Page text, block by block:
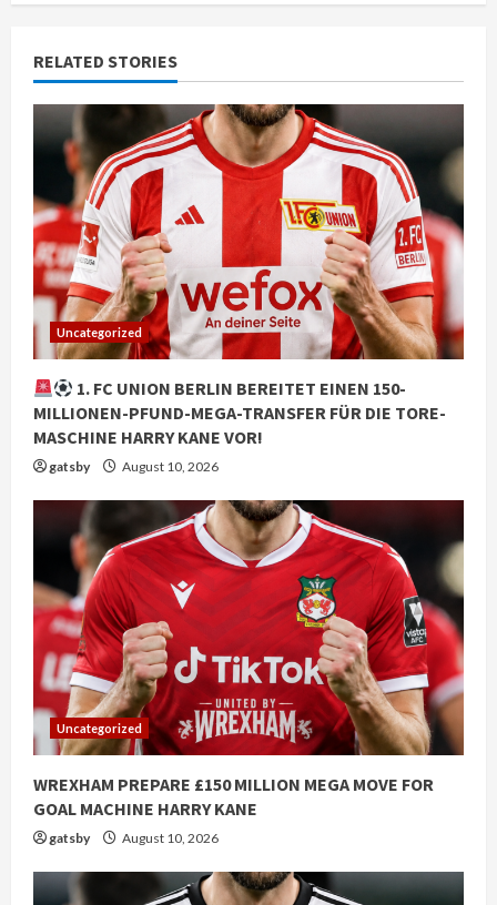
RELATED STORIES
Uncategorized
1. FC UNION BERLIN BEREITET EINEN 150-
MILLIONEN-PFUND-MEGA-TRANSFER FÜR DIE TORE-
MASCHINE HARRY KANE VOR!
gatsby August 10, 2026
Uncategorized
WREXHAM PREPARE £150 MILLION MEGA MOVE FOR
GOAL MACHINE HARRY KANE
gatsby August 10, 2026